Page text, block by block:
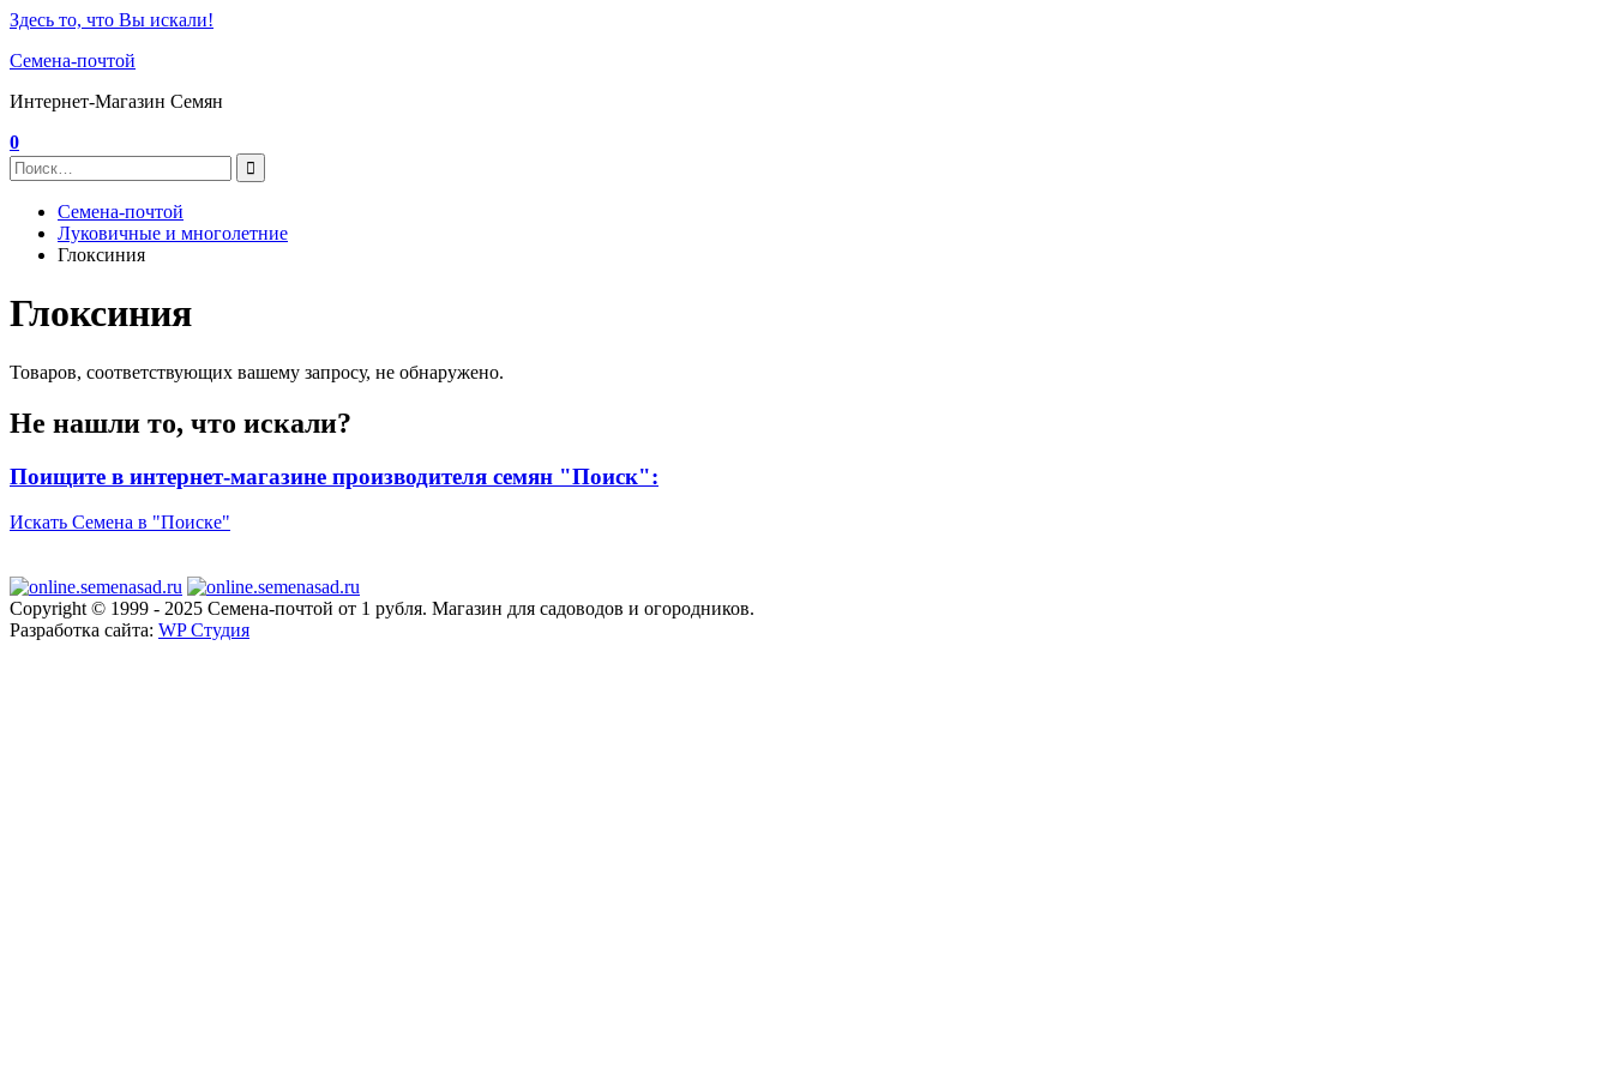
Здесь то, что Вы искали!
Семена-почтой
Интернет-Магазин Семян
0
Семена-почтой
Луковичные и многолетние
Глоксиния
Глоксиния
Товаров, соответствующих вашему запросу, не обнаружено.
Не нашли то, что искали?
Поищите в интернет-магазине производителя семян "Поиск":
Искать Семена в "Поиске"
Copyright © 1999 - 2025 Семена-почтой от 1 рубля. Магазин для садоводов и огородников.
Разработка сайта: WP Студия